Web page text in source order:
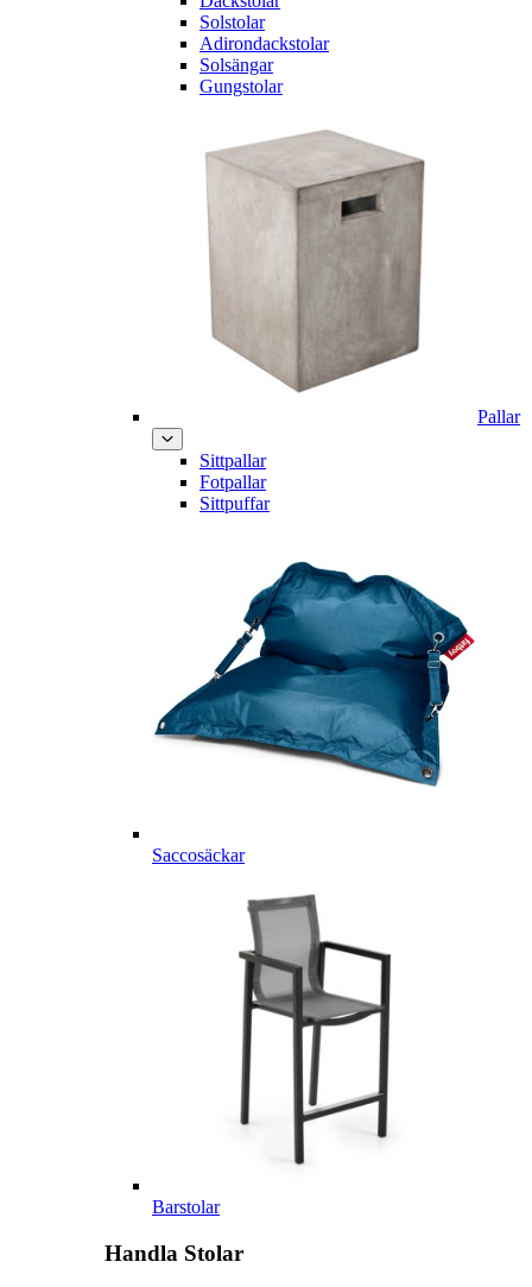
Solstolar
Adirondackstolar
Solsängar
Gungstolar
Pallar
Sittpallar
Fotpallar
Sittpuffar
Saccosäckar
Barstolar
Handla Stolar